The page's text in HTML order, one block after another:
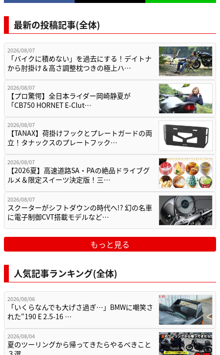
最新の投稿記事(全体)
2026/08/07
「バイクに積めない」を過去にする！デイトナ
から肘掛け＆高さ調整枕つきの極上ハ…
2026/08/07
【プロ驚愕】全日本ライダー岡崎静夏が
「CB750 HORNET E-Clut…
2026/08/07
【TANAX】荷掛けフックとプレートガードの両
立！タナックスのプレートフック…
2026/08/07
【2026夏】高速道路SA・PAの絶品ドライブグ
ルメ＆限定スイーツ決定版！三…
2026/08/07
スクーターがシフトダウンの時代へ!? 幻の名車
に電子制御CVT搭載モデルなど…
もっと見る
人気記事ランキング(全体)
2026/08/06
「いくらなんでも大げさ過ぎ…」BMWに嘲笑さ
れた“190 E 2.5-16 …
2026/08/04
夏のツーリングから帰ってきたらやるべきこと